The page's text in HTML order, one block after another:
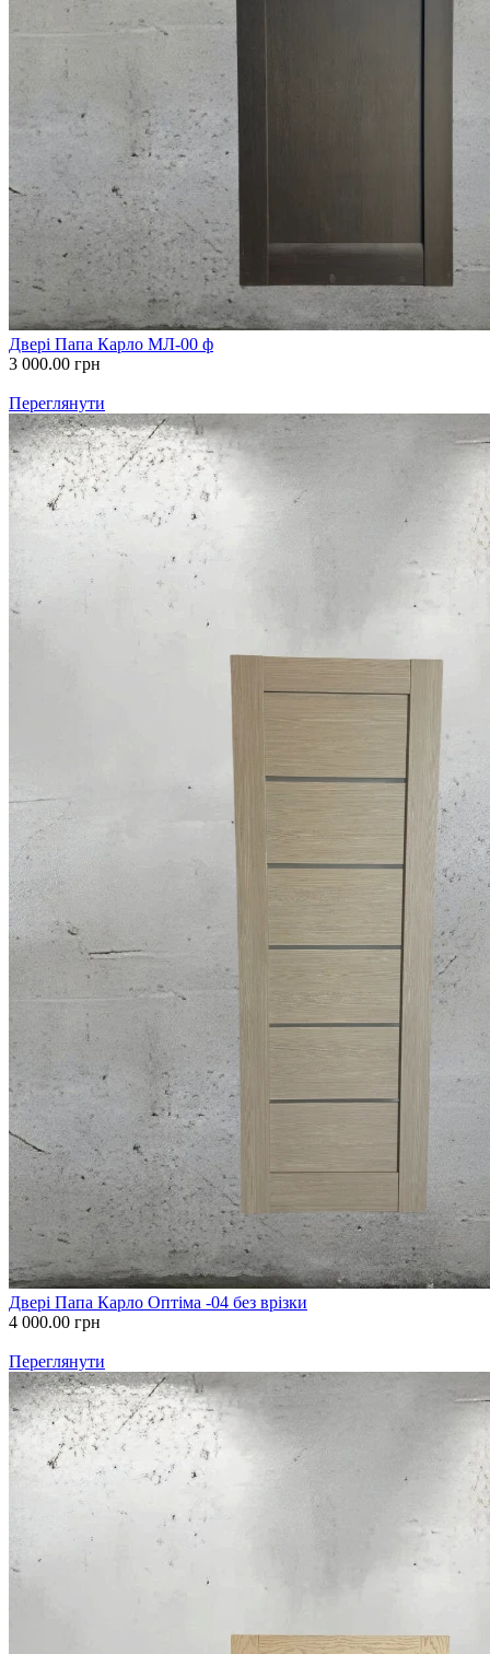
Двері Папа Карло МЛ-00 ф
3 000.00 грн
Переглянути
Двері Папа Карло Оптіма -04 без врізки
4 000.00 грн
Переглянути